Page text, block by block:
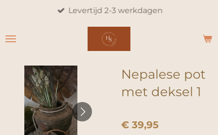
naar
hoofdinhoud
Levertijd 2-3 werkdagen
Nepalese pot
met deksel 1
€ 39,95